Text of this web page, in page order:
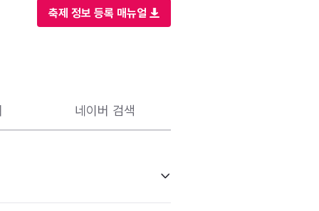
축제 정보 등록 매뉴얼
네이버 검색